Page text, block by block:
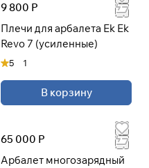
9 800 Р
Плечи для арбалета Ek Ek
Revo 7 (усиленные)
5 1
В корзину
65 000 Р
Арбалет многозарядный